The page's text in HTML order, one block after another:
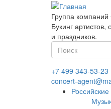
Группа
Букинг артистов,
и праздников.
Форма
поиска
+7 499 343-53-23
concert-